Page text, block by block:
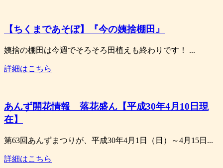
【ちくまであそぼ】『今の姨捨棚田』
姨捨の棚田は今週でそろそろ田植えも終わりです！ ...
詳細はこちら
あんず開花情報 落花盛ん【平成30年4月10日現
在】
第63回あんずまつりが、平成30年4月1日（日）～4月15日...
詳細はこちら